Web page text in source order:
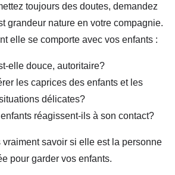
toujours des doutes, demandez
grandeur nature en votre compagnie.
elle se comporte avec vos enfants :
elle douce, autoritaire?
les caprices des enfants et les
délicates?
réagissent-ils à son contact?
vraiment savoir si elle est la personne
pour garder vos enfants.